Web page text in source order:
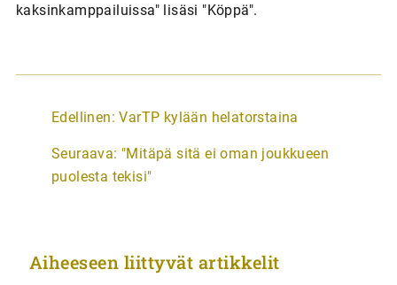
kaksinkamppailuissa" lisäsi "Köppä".
A
t
i
e
Edellinen: VarTP kylään helatorstaina
Seuraava: "Mitäpä sitä ei oman joukkueen
puolesta tekisi"
Aiheeseen liittyvät artikkelit